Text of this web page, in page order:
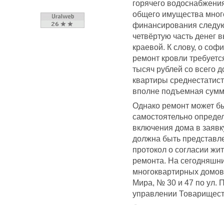
горячего
общего имущества
финансирования
четвёртую часть денег
краевой. К слову, о
ремонт кровли
тысяч рублей со всего
квартиры
вполне подъемная
Однако ремонт может
самостоятельно
включения дома в
должна быть
протокол о согласии
ремонта. На
многоквартирных
Мира, № 30 и 47 по ул.
управлении